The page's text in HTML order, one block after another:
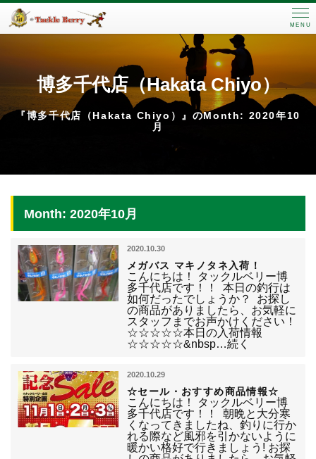
MENU
博多千代店（Hakata Chiyo）
『博多千代店（Hakata Chiyo）』のMonth: 2020年10
月
Month: 2020年10月
2020.10.30
メガバス マキノタネ入荷！
こんにちは！ タックルベリー博
多千代店です！！ 本日の釣行は
如何だったでしょうか？ お探し
の商品がありましたら、お気軽に
スタッフまでお声かけください！
☆☆☆☆☆本日の入荷情報
☆☆☆☆☆&nbsp…続く
2020.10.29
☆セール・おすすめ商品情報☆
こんにちは！ タックルベリー博
多千代店です！！ 朝晩と大分寒
くなってきましたね、釣りに行か
れる際など風邪を引かないように
暖かい格好で行きましょう! お探